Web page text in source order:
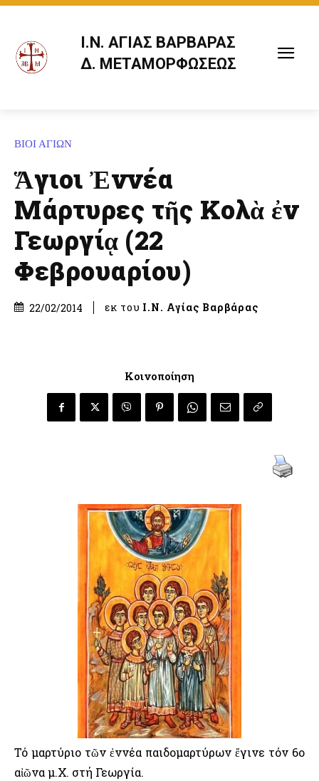
Ι.Ν. ΑΓΙΑΣ ΒΑΡΒΑΡΑΣ
Δ. ΜΕΤΑΜΟΡΦΩΣΕΩΣ
ΒΙΟΙ ΑΓΙΩΝ
Ἅγιοι Ἐννέα
Μάρτυρες τῆς Κολὰ ἐν
Γεωργίᾳ (22
Φεβρουαρίου)
22/02/2014 εκ του Ι.Ν. Αγίας Βαρβάρας
Κοινοποίηση
Τό μαρτύριο τῶν ἐννέα παιδομαρτύρων ἔγινε τόν 6ο
αἰῶνα μ.Χ. στή Γεωργία.